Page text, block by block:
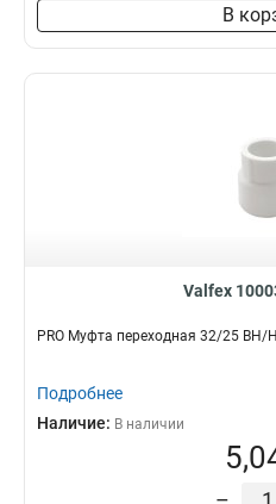
В
Valfex
PRO Муфта переходная 32/25
Подробнее
Наличие: В наличии